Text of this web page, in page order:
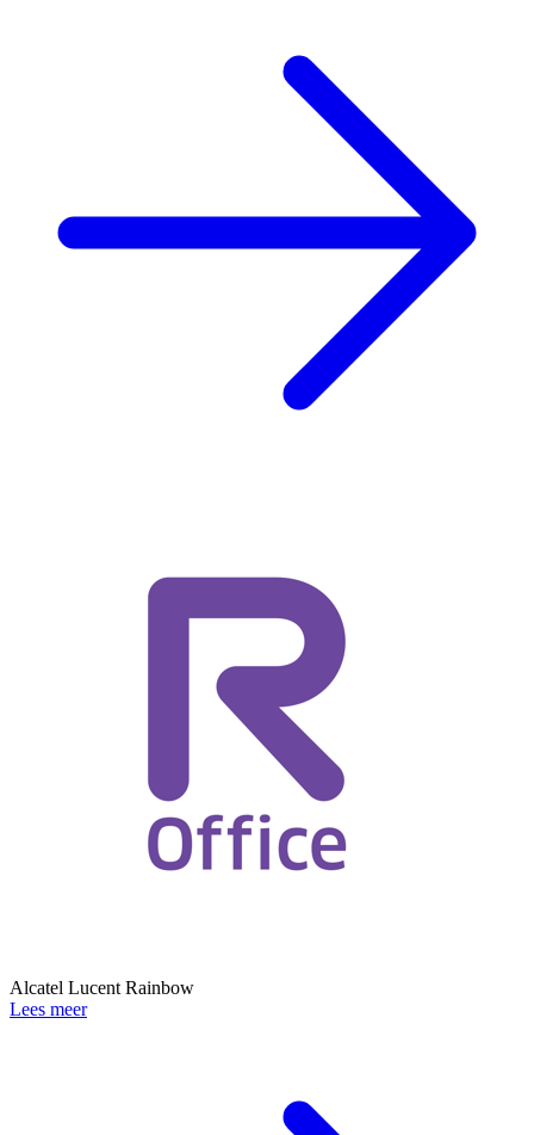
Alcatel Lucent Rainbow
Lees meer